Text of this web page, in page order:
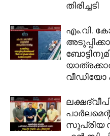
തിരിച്ചടി
​എം.വി.
വീഡിയോ
സുപ്രിയ